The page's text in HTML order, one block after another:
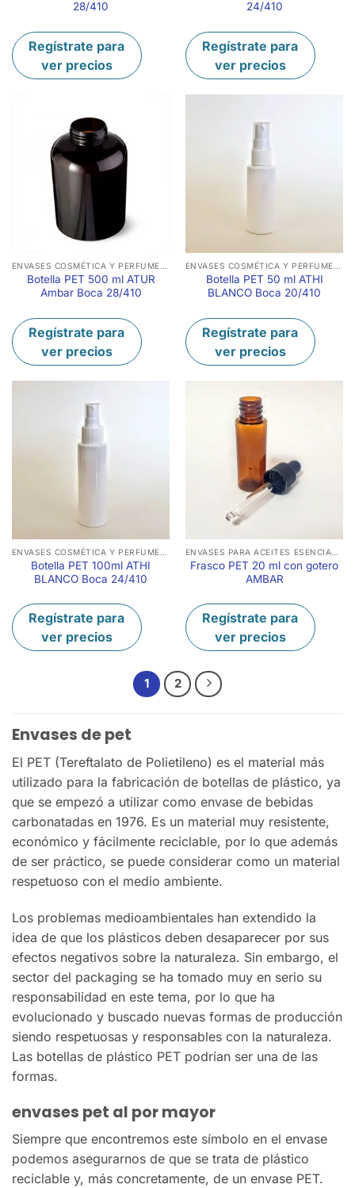
28/410
Regístrate para
ver precios
24/410
Regístrate para
ver precios
ENVASES COSMÉTICA Y PERFUMERÍA
Botella PET 500 ml ATUR
Ambar Boca 28/410
Regístrate para
ver precios
ENVASES COSMÉTICA Y PERFUMERÍA
Botella PET 50 ml ATHI
BLANCO Boca 20/410
Regístrate para
ver precios
ENVASES COSMÉTICA Y PERFUMERÍA
Botella PET 100ml ATHI
BLANCO Boca 24/410
Regístrate para
ver precios
ENVASES PARA ACEITES ESENCIALES
Frasco PET 20 ml con gotero
AMBAR
Regístrate para
ver precios
1 2
Envases de pet
El PET (Tereftalato de Polietileno) es el material más
utilizado para la fabricación de botellas de plástico, ya
que se empezó a utilizar como envase de bebidas
carbonatadas en 1976. Es un material muy resistente,
económico y fácilmente reciclable, por lo que además
de ser práctico, se puede considerar como un material
respetuoso con el medio ambiente.
Los problemas medioambientales han extendido la
idea de que los plásticos deben desaparecer por sus
efectos negativos sobre la naturaleza. Sin embargo, el
sector del packaging se ha tomado muy en serio su
responsabilidad en este tema, por lo que ha
evolucionado y buscado nuevas formas de producción
siendo respetuosas y responsables con la naturaleza.
Las botellas de plástico PET podrían ser una de las
formas.
envases pet al por mayor
Siempre que encontremos este símbolo en el envase
podemos asegurarnos de que se trata de plástico
reciclable y, más concretamente, de un envase PET.